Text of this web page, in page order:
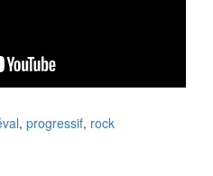
, progressif, rock